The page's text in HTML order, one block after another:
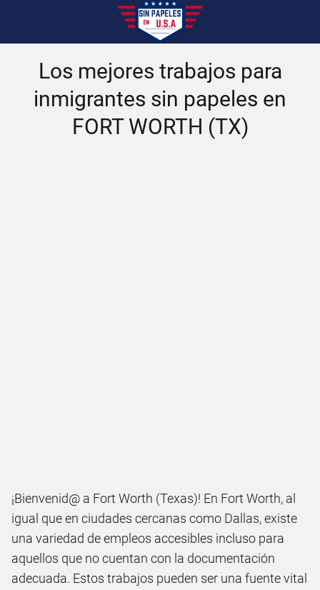
Los mejores trabajos para
inmigrantes sin papeles en
FORT WORTH (TX)
¡Bienvenid@ a Fort Worth (Texas)! En Fort Worth, al
igual que en ciudades cercanas como Dallas, existe
una variedad de empleos accesibles incluso para
aquellos que no cuentan con la documentación
adecuada. Estos trabajos pueden ser una fuente vital